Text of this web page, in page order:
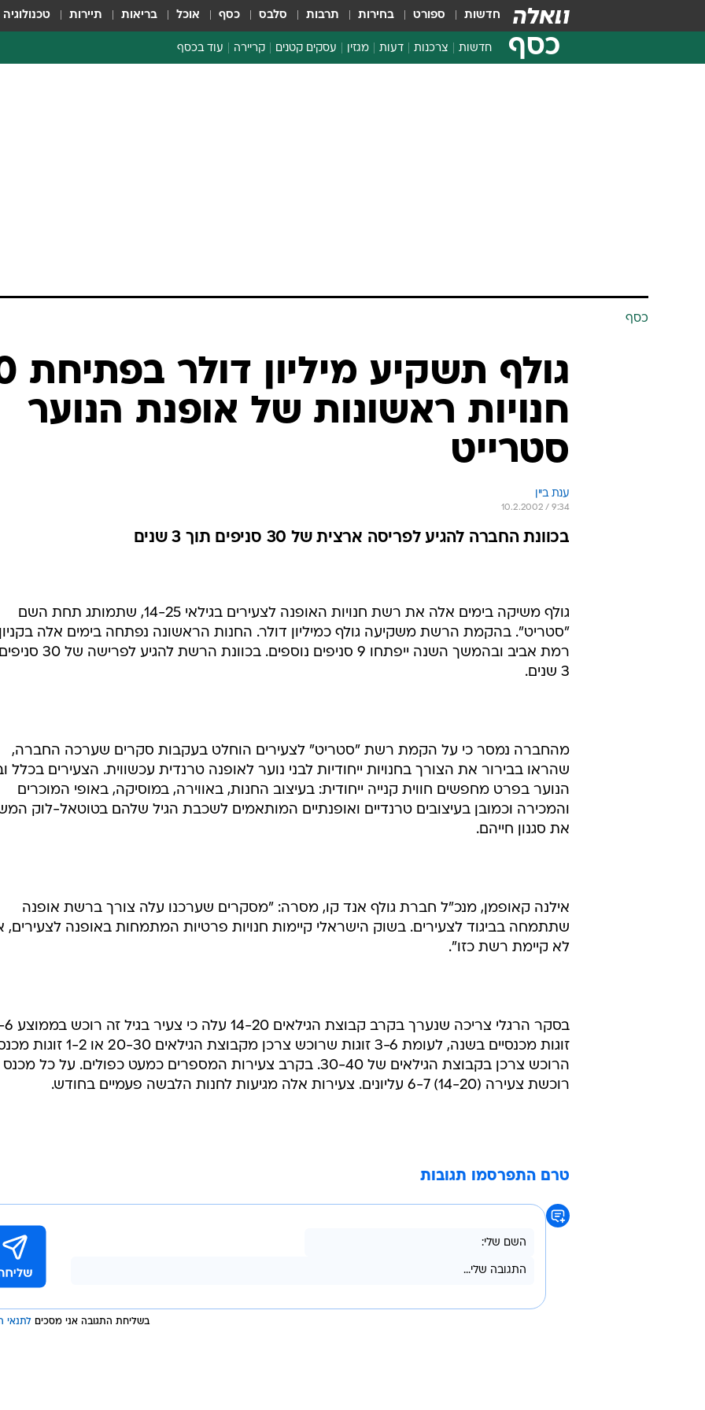
חדשות ספורט בחירות תרבות סלבס כסף אוכל בריאות תיירות טכנולוגיה
כסף חדשות צרכנות דעות מגזין עסקים קטנים קריירה עוד בכסף
כסף
גולף
חנויות ראשונות של אופנת הנוער
סטרייט
ענת ביין
10.2.2002 / 9:34
בכוונת החברה להגיע לפריסה ארצית של 30 סניפים תוך 3 שנים
גולף משיקה בימים אלה את רשת חנויות האופנה לצעירים בגילאי 14-25, שתמותג תחת השם
"סטריט". בהקמת הרשת משקיעה גולף כמיליון דולר. החנות הראשונה נפתחה בימים אלה בקניון
רמת אביב ובהמשך השנה ייפתחו 9 סניפים נוספים.
3 שנים.
מהחברה נמסר כי על הקמת רשת "סטריט" לצעירים הוחלט בעקבות סקרים שערכה החברה,
שהראו בבירור את הצורך בחנויות ייחודיות לבני נוער לאופנה טרנדית עכשווית. הצעירים בכלל
הנוער בפרט מחפשים חווית קנייה ייחודית: בעיצוב החנות, באווירה, במוסיקה, באופי המוכרים
והמכירה וכמובן בעיצובים טרנדיים ואופנתיים המותאמים לשכבת הגיל שלהם בטוטאל-לוק
את סגנון חייהם.
אילנה קאופמן, מנכ"ל חברת גולף אנד קו, מסרה: "מסקרים שערכנו עלה צורך ברשת אופנה
שתתמחה בביגוד לצעירים. בשוק הישראלי קיימות חנויות פרטיות המתמחות באופנה לצעירים,
לא קיימת רשת כזו".
בסקר הרגלי צריכה שנערך בקרב קבוצת
זוגות מכנסיים בשנה, לעומת 3-6 זוגות שרוכש צרכן מקבוצת הגילאים 20-
הרוכש צרכן בקבוצת הגילאים של 30-40. בקרב צעירות המספרים כמעט כפולים. על כל מכנס
רוכשת צעירה (14-20) 6-7 עליונים. צעירות אלה מגיעות לחנות הלבשה פעמיים בחודש.
טרם התפרסמו תגובות
בשליחת התגובה אני מסכים לתנאי